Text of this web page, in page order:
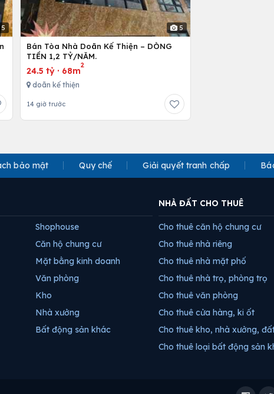
5
Bán Tòa Nhà Doãn Kế Thiện – DÒNG
TIỀN 1,2 TỶ/NĂM.
24.5 tỷ· 68m
2
doãn kế thiện
14 giờ trước
bảo mật Quy chế Giải quyết tranh chấp
Shophouse
Căn hộ chung cư
Mặt bằng kinh doanh
Văn phòng
Kho
Nhà xưởng
Bất động sản khác
NHÀ ĐẤT CHO THUÊ
Cho thuê căn hộ chung cư
Cho thuê nhà riêng
Cho thuê nhà mặt phố
Cho thuê nhà trọ, phòng trọ
Cho thuê văn phòng
Cho thuê cửa hàng, ki ốt
Cho thuê kho, nhà xưởng,
Cho thuê loại bất động sản